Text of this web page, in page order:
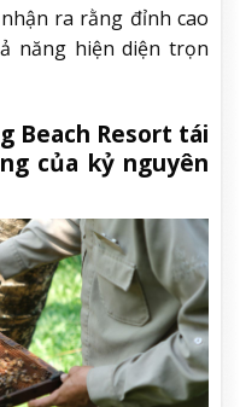
ra rằng đỉnh cao
năng hiện diện trọn
Beach Resort tái
của kỷ nguyên